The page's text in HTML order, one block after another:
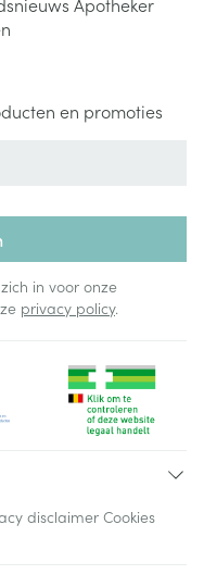
en promoties
in voor onze
privacy policy.
disclaimer Cookies